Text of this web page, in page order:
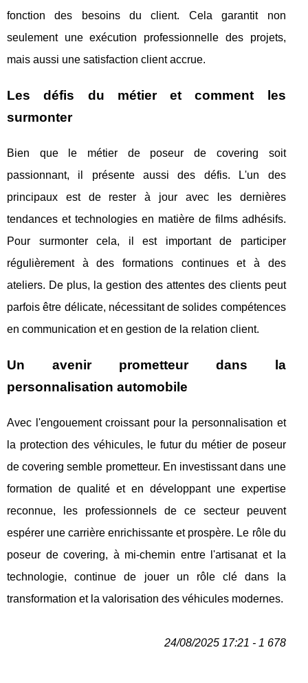
fonction des besoins du client. Cela garantit non
seulement une exécution professionnelle des projets,
mais aussi une satisfaction client accrue.
Les défis du métier et comment les
surmonter
Bien que le métier de poseur de covering soit
passionnant, il présente aussi des défis. L'un des
principaux est de rester à jour avec les dernières
tendances et technologies en matière de films adhésifs.
Pour surmonter cela, il est important de participer
régulièrement à des formations continues et à des
ateliers. De plus, la gestion des attentes des clients peut
parfois être délicate, nécessitant de solides compétences
en communication et en gestion de la relation client.
Un avenir prometteur dans la
personnalisation automobile
Avec l'engouement croissant pour la personnalisation et
la protection des véhicules, le futur du métier de poseur
de covering semble prometteur. En investissant dans une
formation de qualité et en développant une expertise
reconnue, les professionnels de ce secteur peuvent
espérer une carrière enrichissante et prospère. Le rôle du
poseur de covering, à mi-chemin entre l'artisanat et la
technologie, continue de jouer un rôle clé dans la
transformation et la valorisation des véhicules modernes.
24/08/2025 17:21 - 1 678